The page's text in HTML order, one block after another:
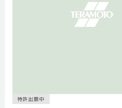
特許出願中